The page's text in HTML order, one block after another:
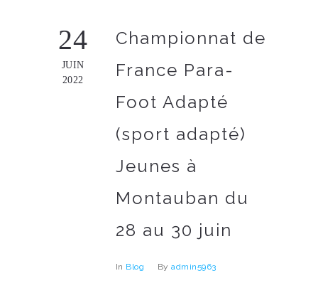
24
JUIN
2022
Championnat de
France Para-
Foot Adapté
(sport adapté)
Jeunes à
Montauban du
28 au 30 juin
In Blog Byadmin5963